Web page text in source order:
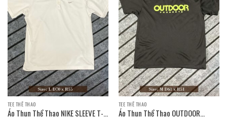
TEE THỂ THAO
Áo Thun Thể Thao NIKE SLEEVE T-
TEE THỂ THAO
Áo Thun Thể Thao OUTDOOR